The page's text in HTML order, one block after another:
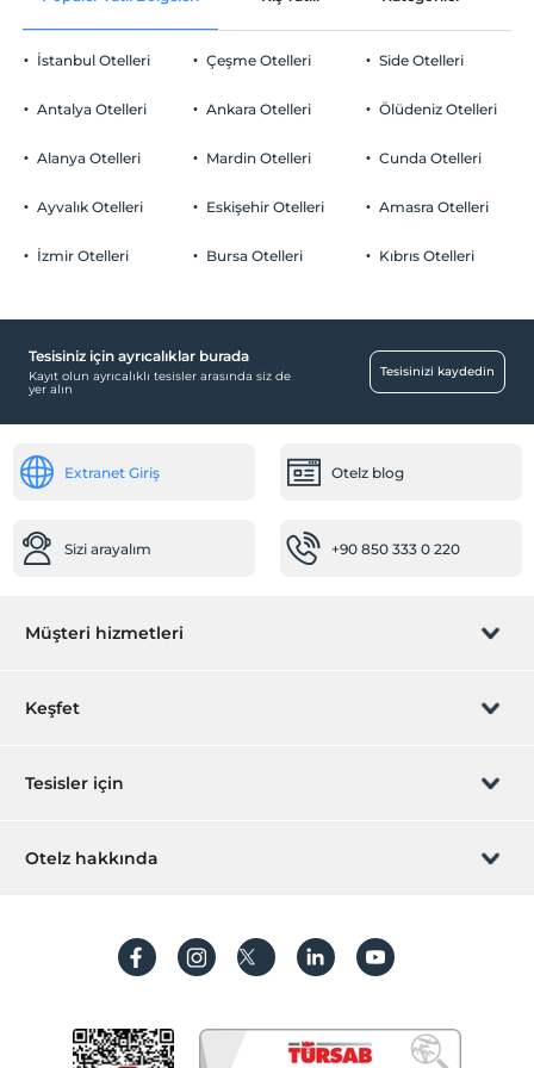
Otopark (Tesis bünyesinde)
Açık Yüzme Havuzu (Sezonluk)
Odalar
Havaalanı servisi (ücretli)
Doktor (tesis bünyesinde)
jeneratör
Spa ve Sağlık Olanakları
Masaj
Asansör
Konferas salonu
Mağazalar
Sigara
Yaş kısıtlaması
edilir
2 yaşına kadar olan bebekler ücretsizdir.
Oda süslemesi
İstanbul Otelleri
Antalya Otelleri
Alanya Otelleri
Ayvalık Otelleri
İzmir Otelleri
Çeşme Otelleri
Ankara Otelleri
Mardin Otelleri
Eskişehir Otelleri
Bursa Otelleri
Side Otelleri
Ölüdeniz Otelleri
Cunda Otelleri
Amasra Otelleri
Kıbrıs Otelleri
Tesisiniz için ayrıcalıklar burada
Kayıt olun ayrıcalıklı tesisler arasında siz de
yer alın
Tesisinizi kaydedin
Extranet Giriş Otelz blog
Sizi arayalım +90 850 333 0 220
Müşteri hizmetleri
Rezervasyon yönet
Sıkça sorulan sorular
Keşfet
Hediye Kart
Hesap oluştur
Tesisler için
Hemen tesisinizi ekleyin
Otelz hakkında
Koşullar ve şartlar